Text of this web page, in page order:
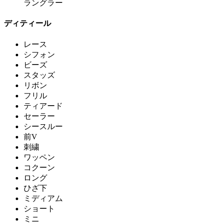
ラングラー
ディティール
レース
シフォン
ビーズ
スタッズ
リボン
フリル
ティアード
セーラー
シースルー
前V
刺繍
ワッペン
コクーン
ロング
ひざ下
ミディアム
ショート
ミニ